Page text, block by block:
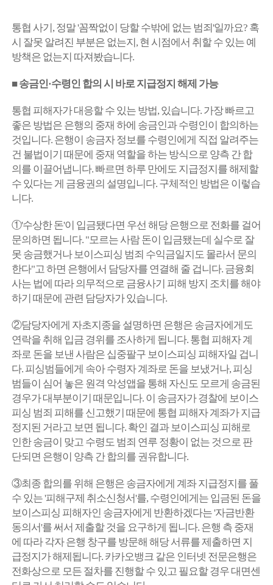
통협 사기, 정말 '꼼짝없이 당할 수밖에 없는 범죄'일까요? 혹
시 잘못 알려진 부분은 없는지, 현 시점에서 취할 수 있는 예
방책은 없는지 따져봤습니다.
■ 송금인·수령인 합의 시 바로 지급정지 해제 가능
통협 피해자가 대응할 수 있는 방법, 있습니다. 가장 빠르고
좋은 방법은 은행의 중재 하에 송금인과 수령인이 합의하는
것입니다. 은행이 송금자 정보를 수령인에게 직접 알려주는
건 불법이기 때문에 중재 역할을 하는 방식으로 양측 간 합
의를 이끌어냅니다. 빠르면 하루 만에도 지급정지를 해제할
수 있다는 게 금융권의 설명입니다. 구체적인 방법은 이렇습
니다.
①'수상한 돈'이 입금됐다면 우선 해당 은행으로 전화를 걸어
문의하면 됩니다. "모르는 사람 돈이 입금됐는데 실수로 잘
못 송금했거나 보이스피싱 범죄 수익금일지도 몰라서 문의
한다"고 하면 은행에서 담당자를 연결해 줄 겁니다. 금융회
사는 법에 따라 의무적으로 금융사기 피해 방지 조치를 해야
하기 때문에 관련 담당자가 있습니다.
②담당자에게 자초지종을 설명하면 은행은 송금자에게도
연락을 취해 입금 경위를 조사하게 됩니다. 통협 피해자 계
좌로 돈을 보낸 사람은 십중팔구 보이스피싱 피해자일 겁니
다. 피싱범들에게 속아 수령자 계좌로 돈을 보냈거나, 피싱
범들이 심어 놓은 원격 악성앱을 통해 자신도 모르게 송금된
경우가 대부분이기 때문입니다. 이 송금자가 경찰에 보이스
피싱 범죄 피해를 신고했기 때문에 통협 피해자 계좌가 지급
정지된 거라고 보면 됩니다. 확인 결과 보이스피싱 피해로
인한 송금이 맞고 수령도 범죄 연루 정황이 없는 것으로 판
단되면 은행이 양측 간 합의를 권유합니다.
③최종 합의를 위해 은행은 송금자에게 계좌 지급정지를 풀
수 있는 '피해구제 취소신청서'를, 수령인에게는 입금된 돈을
보이스피싱 피해자인 송금자에게 반환하겠다는 '자금반환
동의서'를 써서 제출할 것을 요구하게 됩니다. 은행 측 중재
에 따라 각자 은행 창구를 방문해 해당 서류를 제출하면 지
급정지가 해제됩니다. 카카오뱅크 같은 인터넷 전문은행은
전화상으로 모든 절차를 진행할 수 있고 필요할 경우 대면센